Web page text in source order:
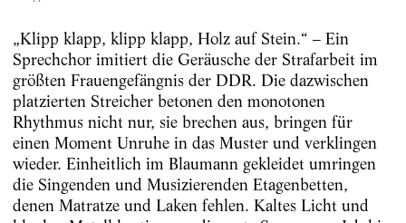
„Klipp klapp, klipp klapp, Holz auf Stein.“ – Ein
Sprechchor imitiert die Geräusche der Strafarbeit im
größten Frauengefängnis der DDR. Die dazwischen
platzierten Streicher betonen den monotonen
Rhythmus nicht nur, sie brechen aus, bringen für
einen Moment Unruhe in das Muster und verklingen
wieder. Einheitlich im Blaumann gekleidet umringen
die Singenden und Musizierenden Etagenbetten,
denen Matratze und Laken fehlen. Kaltes Licht und